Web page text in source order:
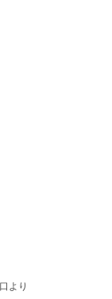
より